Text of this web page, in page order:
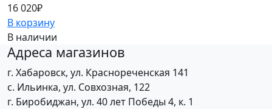
16 020₽
В корзину
В наличии
Адреса магазинов
г. Хабаровск, ул. Краснореченская 141
с. Ильинка, ул. Совхозная, 122
г. Биробиджан, ул. 40 лет Победы 4, к. 1